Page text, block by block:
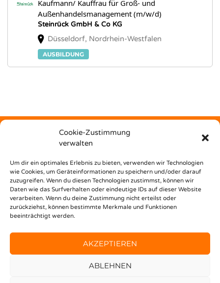
Cookie-Zustimmung
verwalten
Um dir ein optimales Erlebnis zu bieten, verwenden wir Technologien
wie Cookies, um Geräteinformationen zu speichern und/oder darauf
zuzugreifen. Wenn du diesen Technologien zustimmst, können wir
Daten wie das Surfverhalten oder eindeutige IDs auf dieser Website
verarbeiten. Wenn du deine Zustimmung nicht erteilst oder
zurückziehst, können bestimmte Merkmale und Funktionen
beeinträchtigt werden.
AKZEPTIEREN
ABLEHNEN
Kaufmann/ Kauffrau für Groß- und
Außenhandelsmanagement (m/w/d)
Steinrück GmbH & Co KG
Düsseldorf, Nordrhein-Westfalen
AUSBILDUNG
unterstützt dich Nest Bildungsbar bei deinem Weg in den
Beruf!